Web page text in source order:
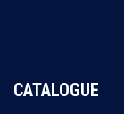
CATALOGUE